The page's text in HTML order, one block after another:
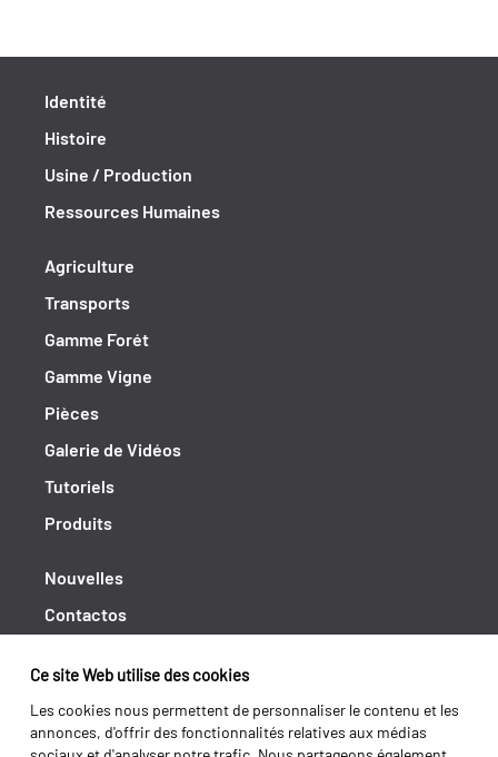
Ce site Web utilise des cookies
Les cookies nous permettent de personnaliser le contenu et les
annonces, d'offrir des fonctionnalités relatives aux médias
Identité
Histoire
Usine / Production
Ressources Humaines
Agriculture
Transports
Gamme Forét
Gamme Vigne
Pièces
Galerie de Vidéos
Tutoriels
Produits
Nouvelles
Contactos
Shipping returns
Politique de Privacité